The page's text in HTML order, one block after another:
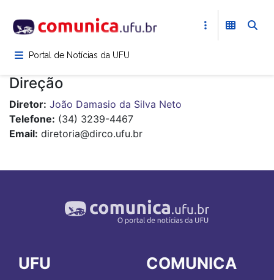
para
conteúdoPortal de Notícias da UFU
Direção
Diretor João Damasio da Silva Neto
Telefone (34) 3239-4467
Email diretoria@dirco.ufu.br
UFU COMUNICA